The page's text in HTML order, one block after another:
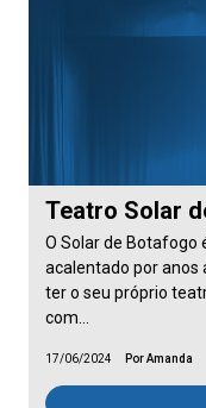
Teatro Solar
O Solar de Botafogo
acalentado por anos
ter o seu próprio
com…
17/06/2024 Por Amanda